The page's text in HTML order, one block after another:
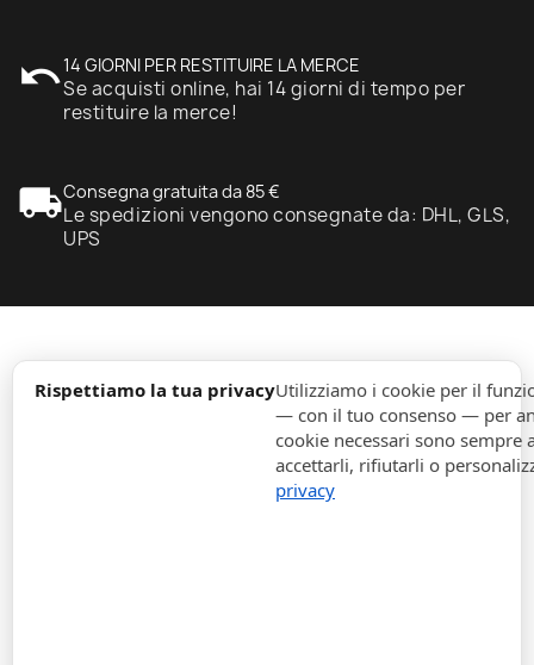
Rispettiamo la tua privacyUtilizziamo i cookie per il
— con il tuo consenso — per
cookie necessari sono
accettarli, rifiutarli o
privacy
undo14 GIORNI PER RESTITUIRE LA MERCE
Se acquisti online, hai 14 giorni di tempo per
restituire la merce!
local_shippingConsegna gratuita da 85 €
Le spedizioni vengono consegnate da: DHL, GLS,
UPS
expand_more
expand_more